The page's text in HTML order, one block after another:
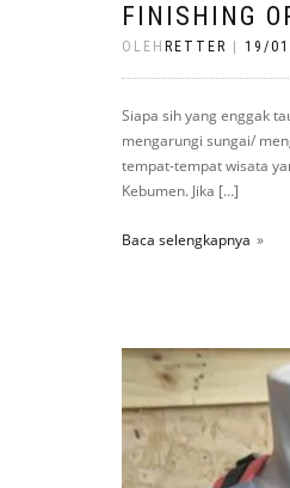
FINISHING
OLEH RETTER 19/
Siapa sih yang enggak
mengarungi sungai/
tempat-tempat wisata
Kebumen. Jika […]
Baca selengkapnya